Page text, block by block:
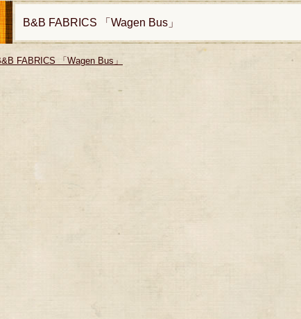
B&B FABRICS 「Wagen Bus」
FABRICS 「Wagen Bus」